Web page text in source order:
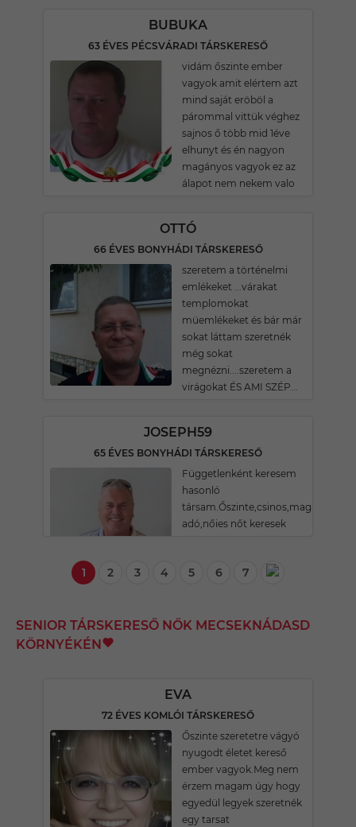
BUBUKA
63 ÉVES PÉCSVÁRADI TÁRSKERESŐ
vidám őszinte ember
vagyok amit elértem azt
mind saját eröböl a
párommal vittük véghez
sajnos ő több mid 1éve
elhunyt és én nagyon
magányos vagyok ez az
álapot nem nekem valo
OTTÓ
66 ÉVES BONYHÁDI TÁRSKERESŐ
szeretem a történelmi
emlékeket ...várakat
templomokat
müemlékeket és bár már
sokat láttam szeretnék
még sokat
megnézni....szeretem a
virágokat ÉS AMI SZÉP...
JOSEPH59
65 ÉVES BONYHÁDI TÁRSKERESŐ
Függetlenként keresem
hasonló
társam.Őszinte,csinos,magára
adó,nőies nőt keresek
1 2 3 4 5 6 7
SENIOR TÁRSKERESŐ NŐK MECSEKNÁDASD
KÖRNYÉKÉN
EVA
72 ÉVES KOMLÓI TÁRSKERESŐ
Őszinte szeretetre vágyó
nyugodt életet kereső
ember vagyok.Meg nem
érzem magam úgy hogy
egyedül legyek szeretnék
egy tarsat